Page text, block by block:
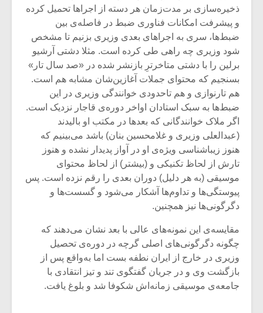
ذخیره‌سازی بر مدت‌زمان هر دسته از اجراها تحمیل کرده
و پیشرفت امکانات فناوری ضبط در فاصله‌ی بین
ضبط‌ها، سری به اجراهای بعدی وزیری بزنیم تا مشخص
شود وزیری چه راهی طی کرده است. مثلا دشتی آرشیو
برلین را با دشتی متاخرترِ بازنشر شده در «صد سال تار»
بسنجیم که محتوای جملات آغازین‌شان مشابه هم است.
هم تارنوازی و هم تاحدودی خوانندگی وزیری در این
ضبط‌ها به سبک استادان اواخر دوره‌ی قاجار نزدیک است.
اگر ملاک خوانندگانی که بعدها در مکتب او بالیدند
(عبدالعلی وزیری و غلامحسین بنان) باشد می‌بینیم که
هنوز زیباشناسی ویژه‌ی او در آواز پدیدار نشده و هنوز
تارش از لحاظ تکنیکی و (بیشتر) از لحاظ محتوای
موسیقی‌ (به هر دلیل) دوران بعدی را رقم نزده است. پس
پیوستگی‌ها و تداوم‌ها آشکار می‌شود و گسست‌ها و
دگرگونی‌ها نیز همچنین.
مقایسه‌ی این نمونه‌های عالی با بعد نشان می‌دهند که
چگونه دگرگونی‌های اصلی گرچه در دوره‌ی تحصیل
وزیری در خارج از ایران نطفه بست اما به‌واقع پس از
بازگشت وی و در جریان گفتگوی تند و تیز انتقادی با
جامعه‌ی موسیقی زمانه‌اش شکوفا شد و بلوغ یافت.
میکلوش روژا
یادداشتی بر موسیقی
متن فیلم «متری
شیش و نیم»
اگر نمی توانی
مشهورترین باشی،
بدنام ترین باش
دوره